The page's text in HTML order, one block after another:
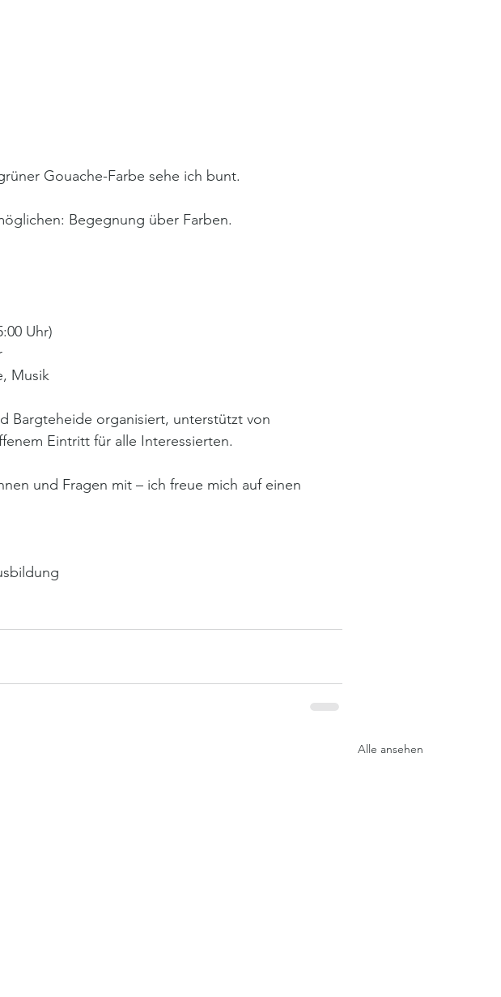
Gouache-Farbe sehe ich bunt.
Begegnung über Farben.
Uhr)
Musik
Bargteheide organisiert, unterstützt von
Eintritt für alle Interessierten.
und Fragen mit – ich freue mich auf einen
Alle ansehen